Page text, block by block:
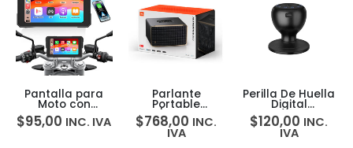
Pantalla para
Moto con
CarPlay y
Android Auto 5”
$95,00 INC. IVA
Parlante
Portable
WIFI/Bluetooth
JBL Authentics
500
$768,00 INC.
IVA
Perilla De Huella
Digital
Biométrica
Bluetooth lock-
320
$120,00 INC.
IVA